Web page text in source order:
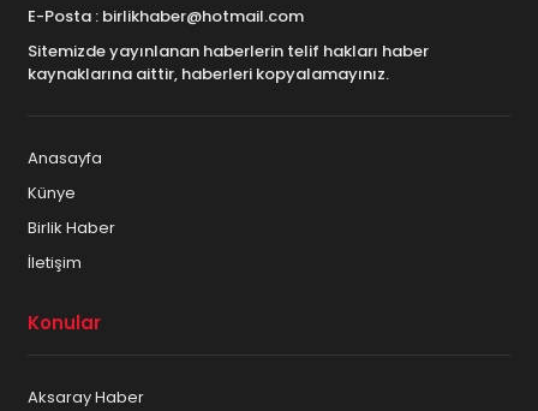
E-Posta : birlikhaber@hotmail.com
Sitemizde yayınlanan haberlerin telif hakları haber
kaynaklarına aittir, haberleri kopyalamayınız.
Anasayfa
Künye
Birlik Haber
İletişim
Konular
Aksaray Haber